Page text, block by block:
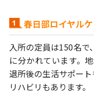
春日部ロイヤル
入所の定員は150名
に分かれています。
退所後の生活サポート
リハビリもあります。